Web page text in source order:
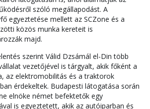
szóló megállapodást. A
egyeztetése mellett az SCZone és a
közös munka kereteit is
majd.
szerint Válid Dzsámál el-Din több
vezetőjével is tárgyalt, akik főként a
az elektromobilitás és a traktorok
érdekeltek. Budapesti látogatása során
elnöke német befektetők egy
is egyeztetett, akik az autóiparban és